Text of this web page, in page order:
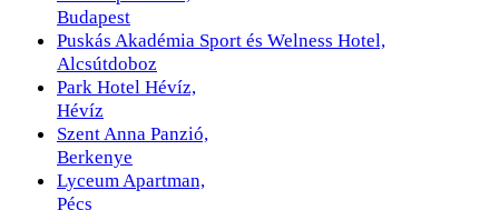
Budapest
Puskás Akadémia Sport és Welness Hotel,
Alcsútdoboz
Park Hotel Hévíz,
Hévíz
Szent Anna Panzió,
Berkenye
Lyceum Apartman,
Pécs